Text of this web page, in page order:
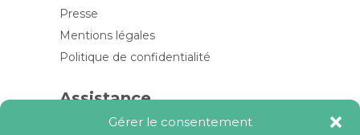
Gérer le consentement
Presse
Mentions légales
Politique de confidentialité
Assistance
Contactez-nous